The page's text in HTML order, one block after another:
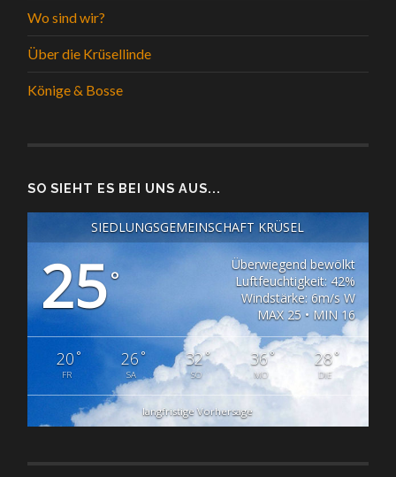
Wo sind wir?
Über die Krüsellinde
Könige & Bosse
SO SIEHT ES BEI UNS AUS...
SIEDLUNGSGEMEINSCHAFT KRÜSEL
25°
Überwiegend bewölkt
Luftfeuchtigkeit: 42%
Windstärke: 6m/s W
MAX 25 • MIN 16
20°
FR
26°
SA
32°
SO
36°
MO
28°
DIE
langfristige Vorhersage